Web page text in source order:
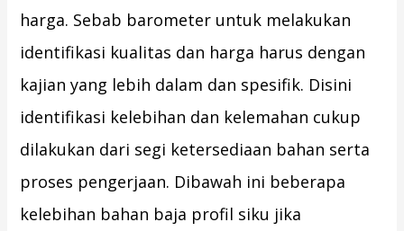
harga. Sebab barometer untuk melakukan
identifikasi kualitas dan harga harus dengan
kajian yang lebih dalam dan spesifik. Disini
identifikasi kelebihan dan kelemahan cukup
dilakukan dari segi ketersediaan bahan serta
proses pengerjaan. Dibawah ini beberapa
kelebihan bahan baja profil siku jika